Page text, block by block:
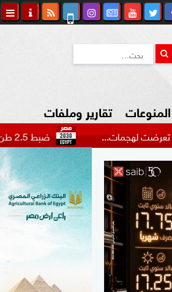
المنوعات
السياحة في مصر
التكنولوجيا
المرأة والأسرة
السيارات
الطب والصحة
تقارير وملفات
ضبط 2.5 طن هيدرو بـ1.4 مليار جنيه في مزرعتين بالإسماعيلية